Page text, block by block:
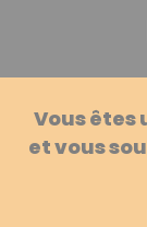
Vous
et vous